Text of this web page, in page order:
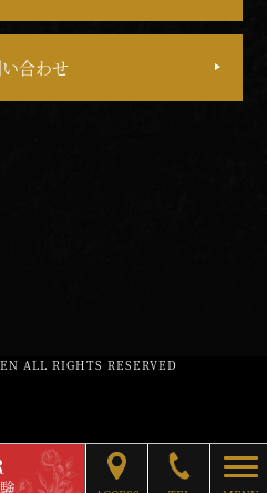
合わせ
ALL RIGHTS RESERVED